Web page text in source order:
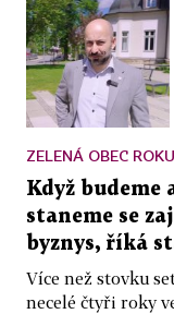
ZELENÁ OBEC ROKU
Když
staneme se
byznys, říká
Více než stovku
necelé čtyři roky